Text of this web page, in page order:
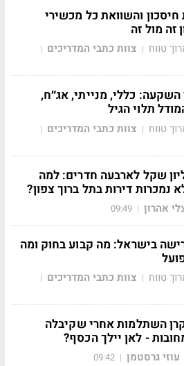
חיסכון והשוואת כל מכשירי
זה מול זה
טווח | צוות כתבי המדריכים |
השקעה: כללי, מנייתי, אג״ח,
תלוי הגיל
טווח | צוות כתבי המדריכים |
שקל לארבעה חדרים: למה
נמכרות דירות בתל ברוך צפון?
אהרון |
09:49
בישראל: מה קבוע בחוק ומה
טווח | צוות כתבי המדריכים |
השתלמות אחרי שקיבלה
- לאן יילך הכסף?
עוזי גרסטמן |
09:42